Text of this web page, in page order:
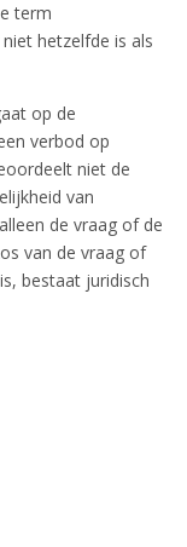
term
hetzelfde is als
op de
verbod op
niet de
van
de vraag of de
van de vraag of
bestaat juridisch